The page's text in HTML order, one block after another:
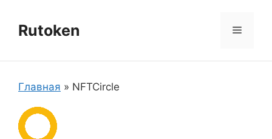
содержимому
Rutoken Меню
Главная » NFTCircle